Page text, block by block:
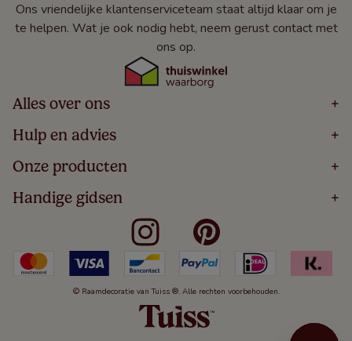
Ons vriendelijke klantenserviceteam staat altijd klaar om je
te helpen. Wat je ook nodig hebt, neem gerust contact met
ons op.
Alles over ons +
Home
Over
Bestellen
Winacties
Veelgestelde Vragen
Hulp en advies +
Volg Je Bestelling
Levering
5 Jaar Garantie
Algemene Voorwaarden
Kindveiligheid
Cookies
Herroepingsrecht
Onze producten +
Houten Jaloezieën
Rolgordijnen
Verticale Jaloezieën
Duo Rolgordijnen
Duo Plisségordijnen
Handige gidsen +
Meten Voor Raamdecoratie
Badkamer Raamdecoratie
Slaapkamer Raamdecoratie
Keuken Raamdecoratie
De Jaloezieën Gids
Jaloezieënwoordenboek
© Raamdecoratie van Tuiss ®. Alle rechten voorbehouden.